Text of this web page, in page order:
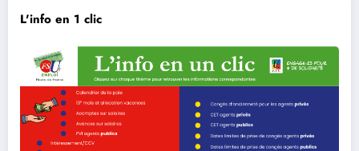
L'info en 1 clic